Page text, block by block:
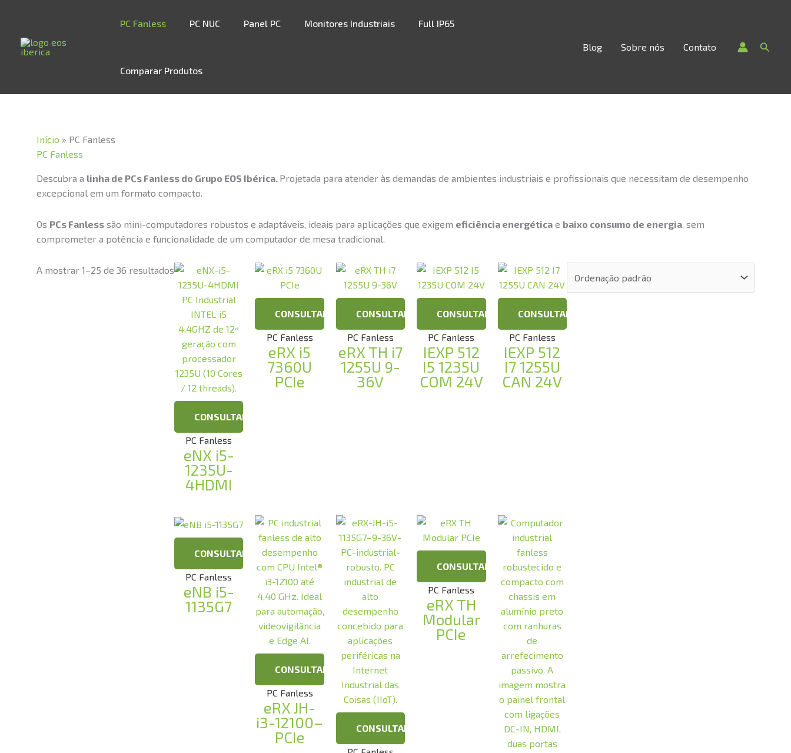
content
PC Fanless PC NUC Panel PC Monitores Industriais Full IP65
Comparar Produtos
Blog Sobre nós Contato
Início » PC Fanless
PC Fanless
Descubra a linha de PCs Fanless do Grupo EOS Ibérica. Projetada para atender às demandas de ambientes industriais e profissionais que necessitam de desempenho
excepcional em um formato compacto.
Os PCs Fanless são mini-computadores robustos e adaptáveis, ideais para aplicações que exigem eficiência energética e baixo consumo de energia, sem
comprometer a potência e funcionalidade de um computador de mesa tradicional.
A mostrar 1–25 de 36 resultados
CONSULTAR
PC Fanless
eNX i5-
1235U-
4HDMI
CONSULTAR
PC Fanless
eRX i5
7360U
PCIe
CONSULTAR
PC Fanless
eRX TH i7
1255U 9-
36V
CONSULTAR
PC Fanless
IEXP 512
I5 1235U
COM 24V
CONSULTAR
PC Fanless
IEXP 512
I7 1255U
CAN 24V
CONSULTAR
PC Fanless
eNB i5-
1135G7
CONSULTAR
PC Fanless
eRX JH-
i3-12100–
PCIe
CONSULTAR
CONSULTAR
PC Fanless
eRX TH
Modular
PCIe